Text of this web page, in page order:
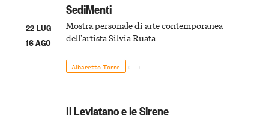
22 LUG
16 AGO
SediMenti
Mostra personale di arte contemporanea
dell'artista Silvia Ruata
Albaretto Torre
Il Leviatano e le Sirene